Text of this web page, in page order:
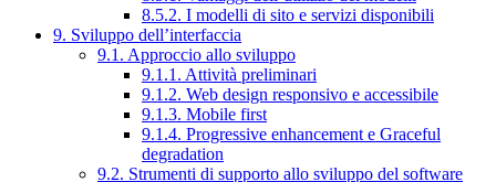
8.5.2. I modelli di sito e servizi disponibili
9. Sviluppo dell’interfaccia
9.1. Approccio allo sviluppo
9.1.1. Attività preliminari
9.1.2. Web design responsivo e accessibile
9.1.3. Mobile first
9.1.4. Progressive enhancement e Graceful
degradation
9.2. Strumenti di supporto allo sviluppo del software